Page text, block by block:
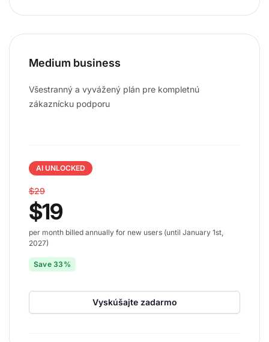
Medium business
Všestranný a vyvážený plán pre kompletnú
zákaznícku podporu
AI UNLOCKED
$29
$19
per month billed annually for new users (until January 1st,
2027)
Save 33%
Vyskúšajte zadarmo